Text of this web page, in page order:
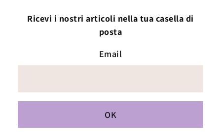
Ricevi i nostri articoli nella tua casella di
posta
Email